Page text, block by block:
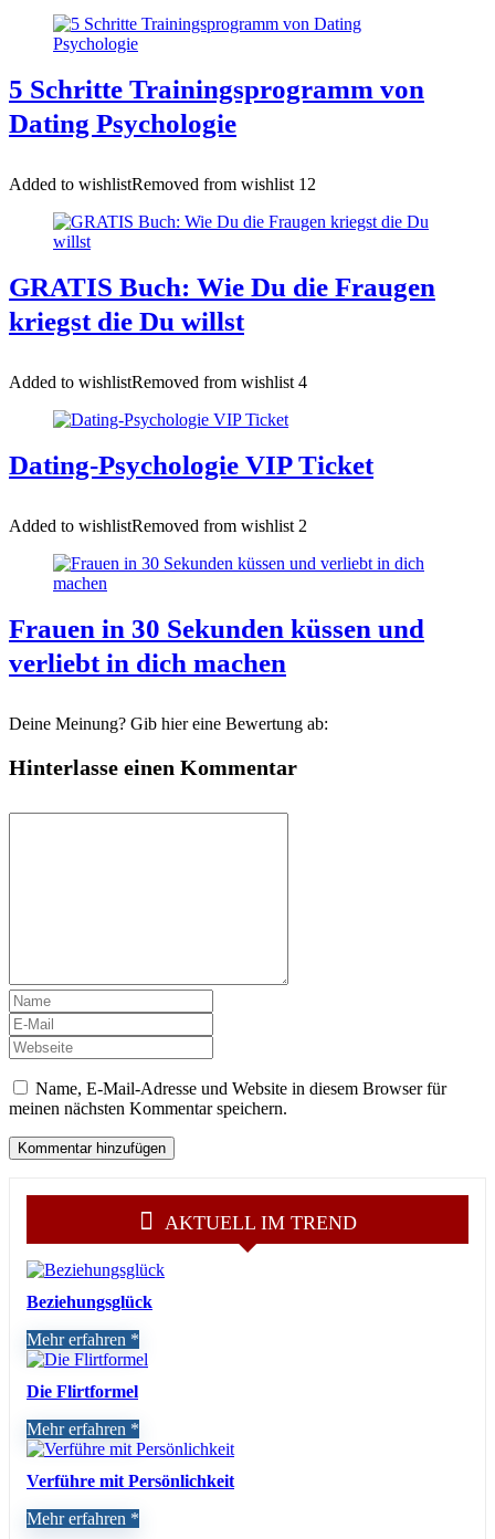
5 Schritte Trainingsprogramm von
Dating Psychologie
Added to wishlistRemoved from wishlist 12
GRATIS Buch: Wie Du die Fraugen
kriegst die Du willst
Added to wishlistRemoved from wishlist 4
Dating-Psychologie VIP Ticket
Added to wishlistRemoved from wishlist 2
Frauen in 30 Sekunden küssen und
verliebt in dich machen
Deine Meinung? Gib hier eine Bewertung ab:
Hinterlasse einen Kommentar
Name, E-Mail-Adresse und Website in diesem Browser für
meinen nächsten Kommentar speichern.
AKTUELL IM TREND
Beziehungsglück
Mehr erfahren
Die Flirtformel
Mehr erfahren
Verführe mit Persönlichkeit
Mehr erfahren